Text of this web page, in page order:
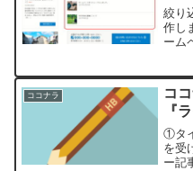
絞り
作し
ーム
ジ
お知
ココナラ
コ
『
①タ
を受
ー記